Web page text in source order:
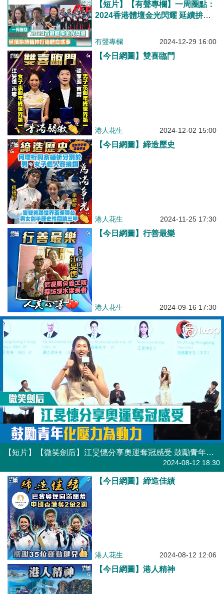
【短片】【有聲專欄】一周圈點：
2024香港體壇金光閃耀 延續拚搏
有聲專欄 2024-12-29 16:00
【今日網圖】雙喜臨門
港人花生 2024-12-02 15:00
【今日網圖】締造歷史
港人花生 2024-11-25 17:30
【今日網圖】行善最樂
港人花生 2024-09-16 17:30
【短片】【微笑劍后】江旻憓分享奧運奪冠感受 鼓勵青年化壓力為動力
2024-08-12 18:30
【今日網圖】締造佳績
港人花生 2024-08-12 12:06
【今日網圖】港人精神